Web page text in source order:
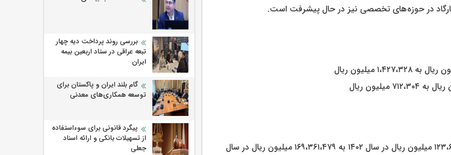
در حوزه‌های تخصصی نیز در حال پیشرفت است.
حق بیمه کل شرکت بیمه پاسارگاد از ۱۲۳،۶۲۵،۹۹۳ میلیون ریال در سال ۱۴۰۲ به ۱۶۹،۳۶۱،۴۷۹ میلیون ریال در سال
بررسی روند پرداخت دیه چهار
تبعه عراقی در ستاد اربعین بیمه
ایران
گام بلند ایران و پاکستان برای
توسعه همکاری‌های معدنی
پیگرد قانونی برای سوءاستفاده
از تسهیلات بانکی و ارائه اسناد
جعلی